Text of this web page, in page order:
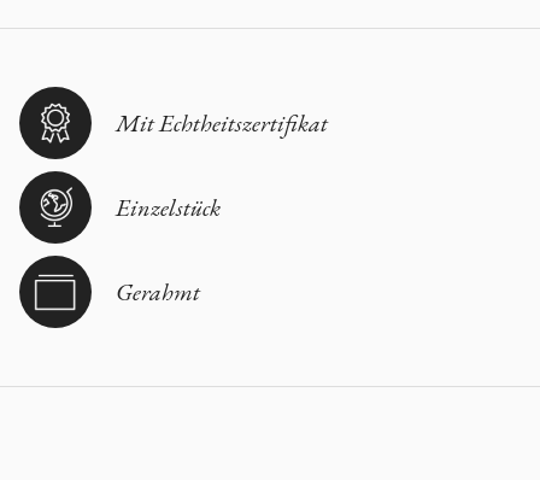
Mit Echtheitszertifikat
Einzelstück
Gerahmt